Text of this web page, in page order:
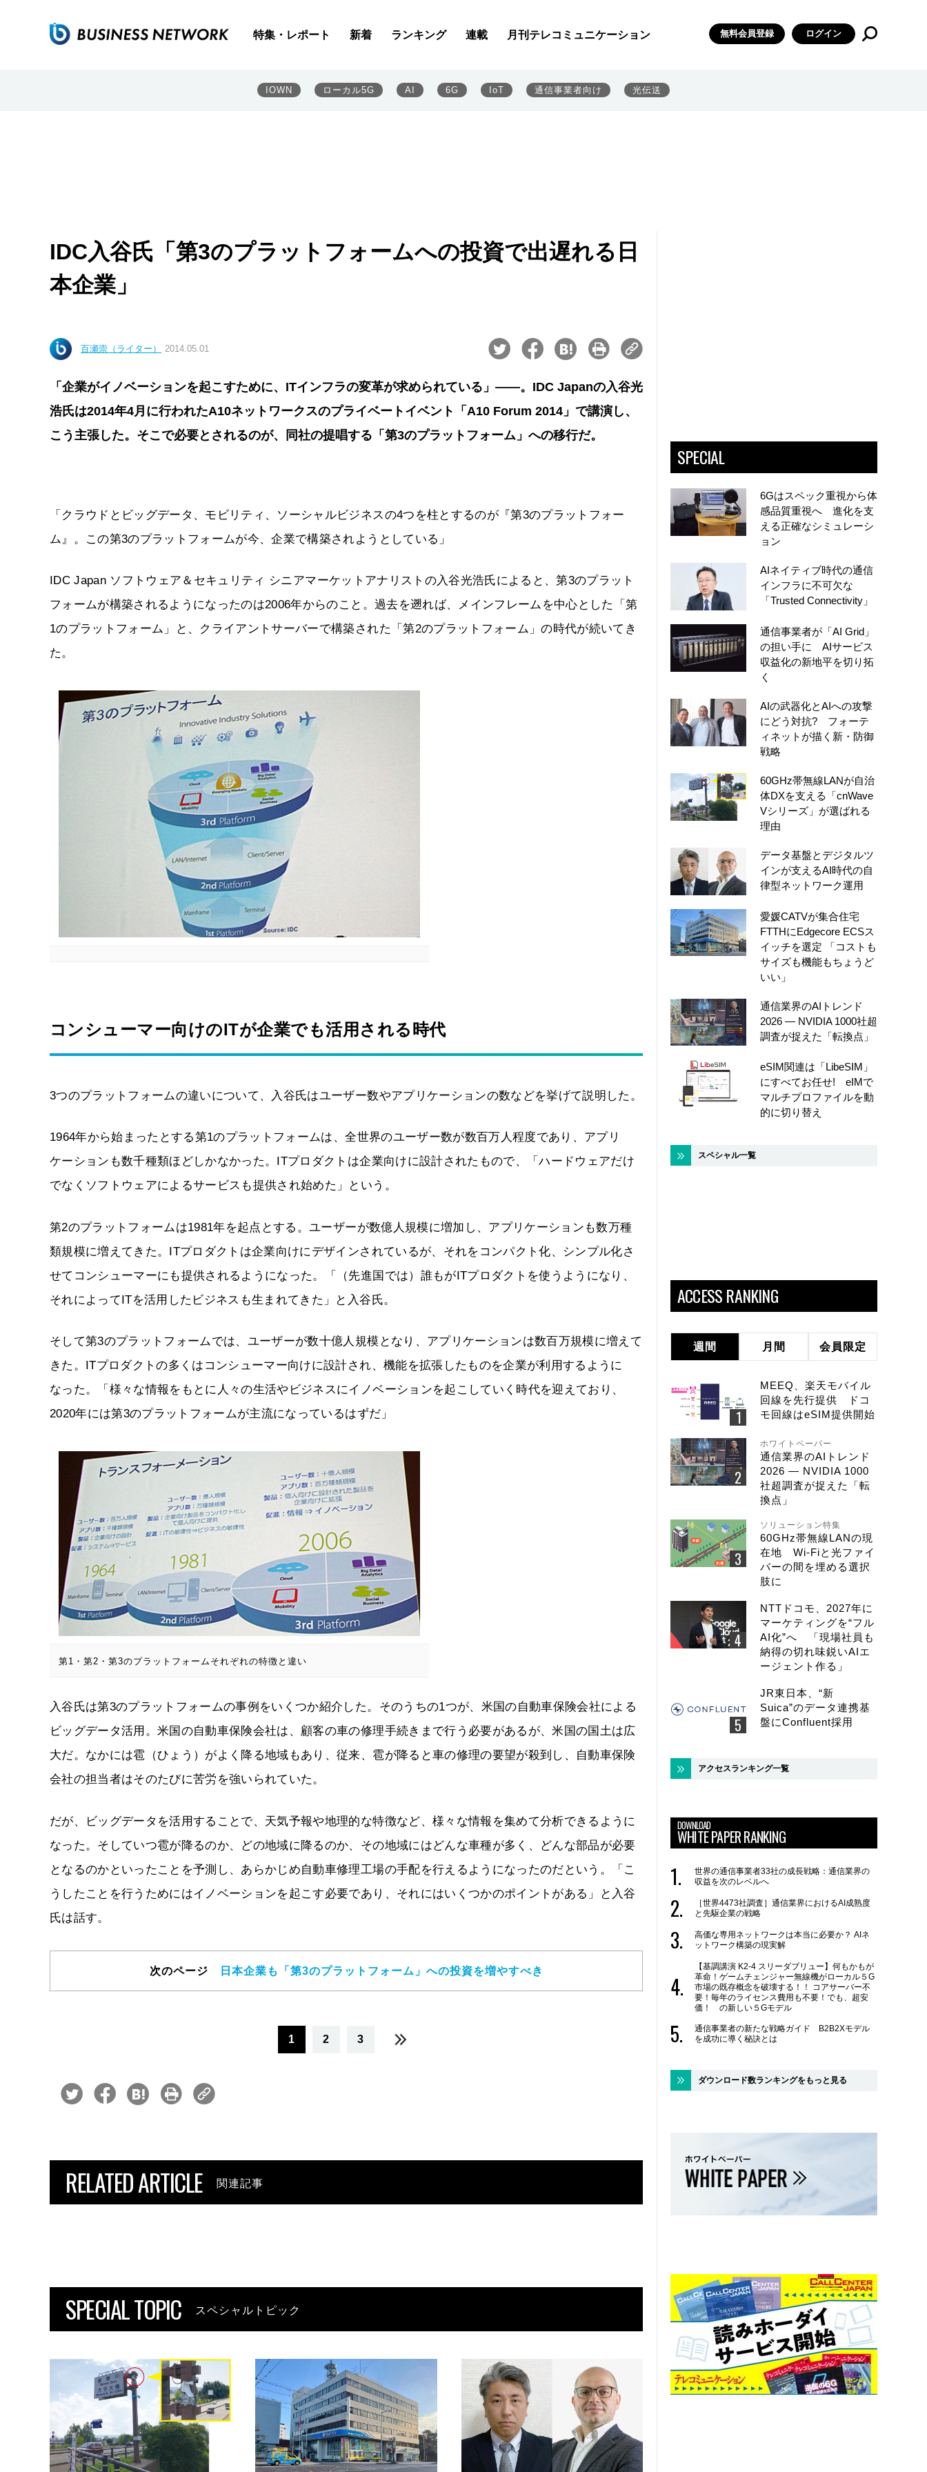
特集・レポート 新着 ランキング 連載 月刊テレコミュニケーション 無料会員登録 ログイン
IOWN ローカル5G AI 6G IoT 通信事業者向け 光伝送
IDC入谷氏「第3のプラットフォームへの投資で出遅れる日
本企業」
百瀬崇（ライター） 2014.05.01
「企業がイノベーションを起こすために、ITインフラの変革が求められている」――。IDC Japanの入谷光
浩氏は2014年4月に行われたA10ネットワークスのプライベートイベント「A10 Forum 2014」で講演し、
こう主張した。そこで必要とされるのが、同社の提唱する「第3のプラットフォーム」への移行だ。
「クラウドとビッグデータ、モビリティ、ソーシャルビジネスの4つを柱とするのが『第3のプラットフォー
ム』。この第3のプラットフォームが今、企業で構築されようとしている」
IDC Japan ソフトウェア＆セキュリティ シニアマーケットアナリストの入谷光浩氏によると、第3のプラット
フォームが構築されるようになったのは2006年からのこと。過去を遡れば、メインフレームを中心とした「第
1のプラットフォーム」と、クライアントサーバーで構築された「第2のプラットフォーム」の時代が続いてき
た。
コンシューマー向けのITが企業でも活用される時代
3つのプラットフォームの違いについて、入谷氏はユーザー数やアプリケーションの数などを挙げて説明した。
1964年から始まったとする第1のプラットフォームは、全世界のユーザー数が数百万人程度であり、アプリ
ケーションも数千種類ほどしかなかった。ITプロダクトは企業向けに設計されたもので、「ハードウェアだけ
でなくソフトウェアによるサービスも提供され始めた」という。
第2のプラットフォームは1981年を起点とする。ユーザーが数億人規模に増加し、アプリケーションも数万種
類規模に増えてきた。ITプロダクトは企業向けにデザインされているが、それをコンパクト化、シンプル化さ
せてコンシューマーにも提供されるようになった。「（先進国では）誰もがITプロダクトを使うようになり、
それによってITを活用したビジネスも生まれてきた」と入谷氏。
そして第3のプラットフォームでは、ユーザーが数十億人規模となり、アプリケーションは数百万規模に増えて
きた。ITプロダクトの多くはコンシューマー向けに設計され、機能を拡張したものを企業が利用するように
なった。「様々な情報をもとに人々の生活やビジネスにイノベーションを起こしていく時代を迎えており、
2020年には第3のプラットフォームが主流になっているはずだ」
第1・第2・第3のプラットフォームそれぞれの特徴と違い
入谷氏は第3のプラットフォームの事例をいくつか紹介した。そのうちの1つが、米国の自動車保険会社による
ビッグデータ活用。米国の自動車保険会社は、顧客の車の修理手続きまで行う必要があるが、米国の国土は広
大だ。なかには雹（ひょう）がよく降る地域もあり、従来、雹が降ると車の修理の要望が殺到し、自動車保険
会社の担当者はそのたびに苦労を強いられていた。
だが、ビッグデータを活用することで、天気予報や地理的な特徴など、様々な情報を集めて分析できるように
なった。そしていつ雹が降るのか、どの地域に降るのか、その地域にはどんな車種が多く、どんな部品が必要
となるのかといったことを予測し、あらかじめ自動車修理工場の手配を行えるようになったのだという。「こ
うしたことを行うためにはイノベーションを起こす必要であり、それにはいくつかのポイントがある」と入谷
氏は話す。
次のページ 日本企業も「第3のプラットフォーム」への投資を増やすべき
1 2 3
RELATED ARTICLE 関連記事
SPECIAL TOPIC スペシャルトピック
SPECIAL
6Gはスペック重視から体
感品質重視へ 進化を支
える正確なシミュレーシ
ョン
AIネイティブ時代の通信
インフラに不可欠な
「Trusted Connectivity」
通信事業者が「AI Grid」
の担い手に AIサービス
収益化の新地平を切り拓
く
AIの武器化とAIへの攻撃
にどう対抗? フォーテ
ィネットが描く新・防御
戦略
60GHz帯無線LANが自治
体DXを支える「cnWave
Vシリーズ」が選ばれる
理由
データ基盤とデジタルツ
インが支えるAI時代の自
律型ネットワーク運用
愛媛CATVが集合住宅
FTTHにEdgecore ECSス
イッチを選定 「コストも
サイズも機能もちょうど
いい」
通信業界のAIトレンド
2026 ― NVIDIA 1000社超
調査が捉えた「転換点」
eSIM関連は「LibeSIM」
にすべてお任せ! eIMで
マルチプロファイルを動
的に切り替え
スペシャル一覧
ACCESS RANKING
週間 月間 会員限定
MEEQ、楽天モバイル
回線を先行提供 ドコ
モ回線はeSIM提供開始
ホワイトペーパー
通信業界のAIトレンド
2026 ― NVIDIA 1000
社超調査が捉えた「転
換点」
ソリューション特集
60GHz帯無線LANの現
在地 Wi-Fiと光ファイ
バーの間を埋める選択
肢に
NTTドコモ、2027年に
マーケティングを“フル
AI化”へ 「現場社員も
納得の切れ味鋭いAIエ
ージェント作る」
JR東日本、“新
Suica”のデータ連携基
盤にConfluent採用
アクセスランキング一覧
DOWNLOAD
WHITE PAPER RANKING
世界の通信事業者33社の成長戦略：通信業界の
収益を次のレベルへ
［世界4473社調査］通信業界におけるAI成熟度
と先駆企業の戦略
高価な専用ネットワークは本当に必要か？ AIネ
ットワーク構築の現実解
【基調講演 K2-4 スリーダブリュー】何もかもが
革命！ゲームチェンジャー無線機がローカル５G
市場の既存概念を破壊する！！ コアサーバー不
要！毎年のライセンス費用も不要！でも、超安
価！ の新しい５Gモデル
通信事業者の新たな戦略ガイド B2B2Xモデル
を成功に導く秘訣とは
ダウンロード数ランキングをもっと見る